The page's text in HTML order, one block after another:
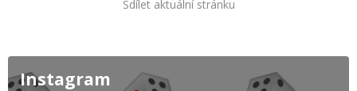
Sdílet aktuální stránku
Instagram